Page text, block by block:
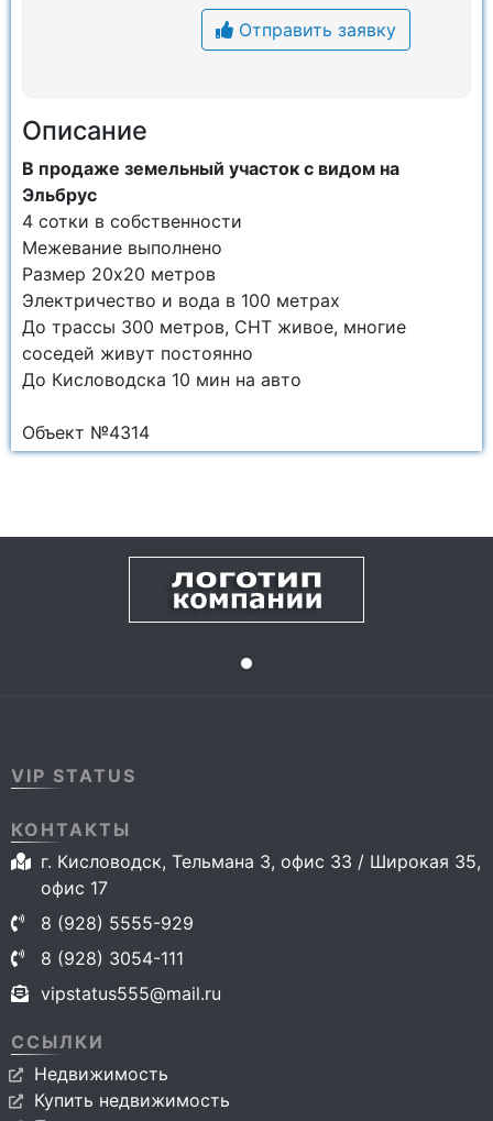
Отправить заявку
Описание
В продаже земельный участок с видом на
Эльбрус
4 сотки в собственности
Межевание выполнено
Размер 20х20 метров
Электричество и вода в 100 метрах
До трассы 300 метров, СНТ живое, многие
соседей живут постоянно
До Кисловодска 10 мин на авто
Объект №4314
VIP STATUS
КОНТАКТЫ
г. Кисловодск, Тельмана 3, офис 33 / Широкая 35,
офис 17
8 (928) 5555-929
8 (928) 3054-111
vipstatus555@mail.ru
ССЫЛКИ
Недвижимость
Купить недвижимость